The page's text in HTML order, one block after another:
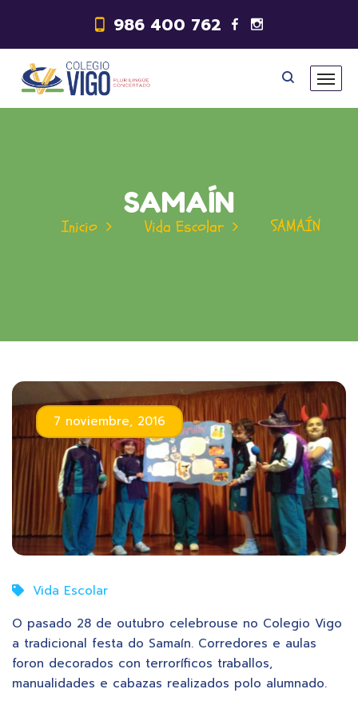
986 400 762
SAMAÍN
Inicio Vida Escolar SAMAÍN
7 noviembre, 2016
Vida Escolar
O pasado 28 de outubro celebrouse no Colegio Vigo
a tradicional festa do Samaín. Corredores e aulas
foron decorados con terroríficos traballos,
manualidades e cabazas realizados polo alumnado.